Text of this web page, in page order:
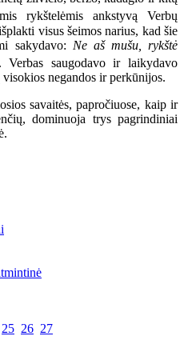
rykštelėmis ankstyvą Verbų
visus šeimos narius, kad šie
sakydavo: Ne aš mušu, rykštė
. Verbas saugodavo ir laikydavo
negandos ir perkūnijos.
savaitės, papročiuose, kaip ir
dominuoja trys pagrindiniai
25 26 27